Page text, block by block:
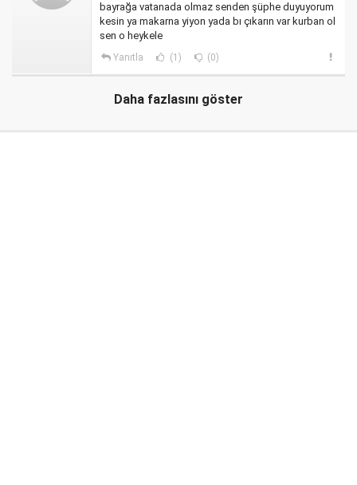
bayrağa vatanada olmaz senden şüphe duyuyorum
kesin ya makarna yiyon yada bı çıkarın var kurban ol
sen o heykele
Yanıtla (1) (0)
Daha fazlasını göster